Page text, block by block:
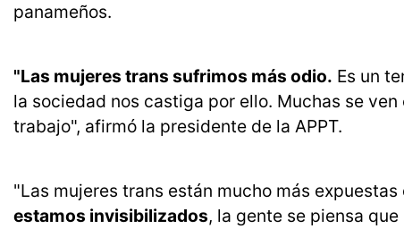
panameños.
"Las mujeres trans sufrimos más odio. Es un
la sociedad nos castiga por ello. Muchas se
trabajo", afirmó la presidente de la APPT.
"Las mujeres trans están mucho más
estamos invisibilizados, la gente se piensa